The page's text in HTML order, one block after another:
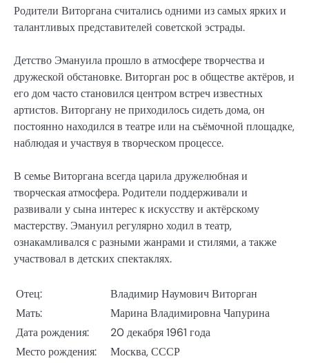
Родители Виторгана считались одними из самых ярких и
талантливых представителей советской эстрады.
Детство Эмануила прошло в атмосфере творчества и
дружеской обстановке. Виторган рос в обществе актёров, и
его дом часто становился центром встреч известных
артистов. Виторгану не приходилось сидеть дома, он
постоянно находился в театре или на съёмочной площадке,
наблюдая и участвуя в творческом процессе.
В семье Виторгана всегда царила дружелюбная и
творческая атмосфера. Родители поддерживали и
развивали у сына интерес к искусству и актёрскому
мастерству. Эмануил регулярно ходил в театр,
ознакамливался с разными жанрами и стилями, а также
участвовал в детских спектаклях.
Отец:
Владимир Наумович Виторган
Мать:
Марина Владимировна Чапурина
Дата рождения:
20 декабря 1961 года
Место рождения:
Москва, СССР